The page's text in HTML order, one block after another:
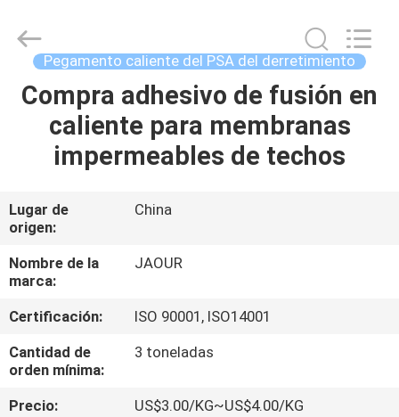
HOGAR
PRODUCTOS
SOBRE
NOSOTROS
VISITA
A
LA
Jaour
Adhesive
Products
Rights
Reserved.
Pegamento caliente del PSA del derretimiento
Compra adhesivo de fusión en
caliente para membranas
impermeables de techos
Lugar de
origen:
China
Nombre de la
marca:
JAOUR
Certificación:
ISO 90001, ISO14001
Cantidad de
orden mínima:
3 toneladas
Precio:
US$3.00/KG~US$4.00/KG